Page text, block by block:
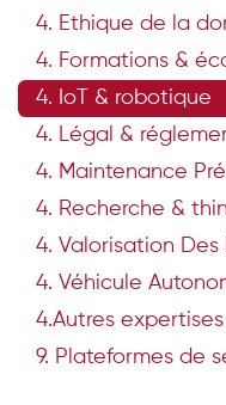
4. Ethique de la
4. Formations &
4. IoT & robotique
4. Légal &
4. Maintenance
4. Recherche &
4. Valorisation Des
4. Véhicule
4.Autres
9. Plateformes de